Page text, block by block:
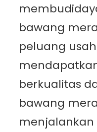
bawang
peluang
berkualitas
bawang
menjalankan